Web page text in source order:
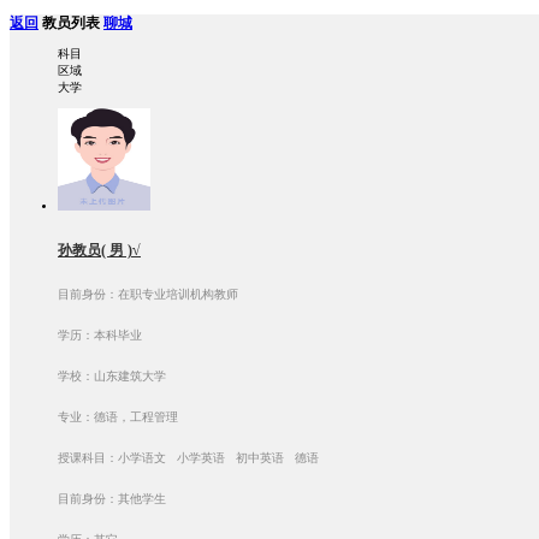
返回 教员列表 聊城
科目
区域
大学
孙教员( 男 )√
目前身份：在职专业培训机构教师
学历：本科毕业
学校：山东建筑大学
专业：德语，工程管理
授课科目：小学语文 小学英语 初中英语 德语
目前身份：其他学生